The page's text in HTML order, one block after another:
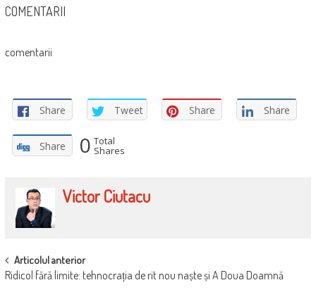
COMENTARII
comentarii
Share Tweet Share Share
Share 0 Total
Shares
Victor Ciutacu
POST
NAVIGATION
Articolul anterior
Ridicol fără limite: tehnocrația de rit nou naște și A Doua Doamnă